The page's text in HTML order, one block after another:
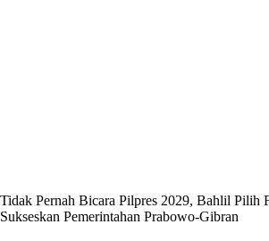
Tidak Pernah Bicara Pilpres 2029, Bahlil Pilih
Sukseskan Pemerintahan Prabowo-Gibran